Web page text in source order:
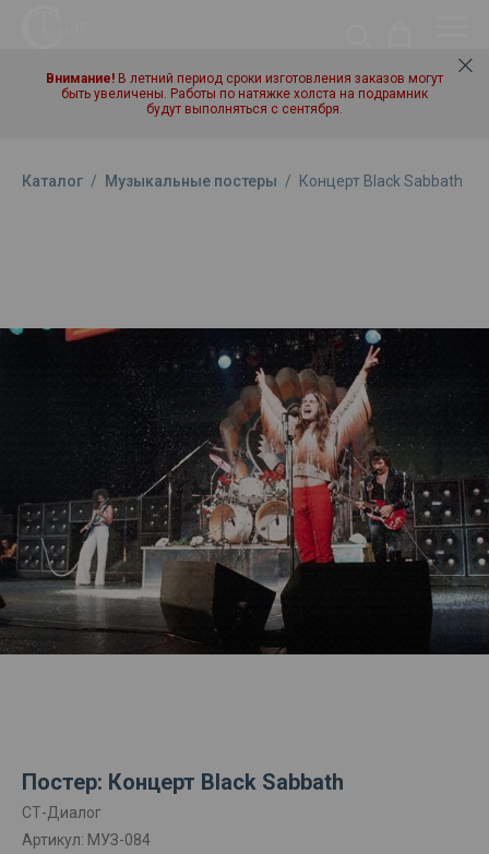
Внимание! В летний период сроки изготовления заказов могут
быть увеличены. Работы по натяжке холста на подрамник
будут выполняться с сентября.
Каталог / Музыкальные постеры / Концерт Black Sabbath
Постер: Концерт Black Sabbath
СТ-Диалог
Артикул: МУЗ-084